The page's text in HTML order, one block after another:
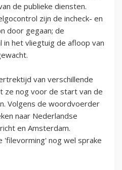
de publieke diensten.
zijn de incheck- en
door gegaan; de
in het vliegtuig de afloop van
van verschillende
ze nog voor de start van de
Volgens de woordvoerder
naar Nederlandse
en Amsterdam.
'filevorming' nog wel sprake